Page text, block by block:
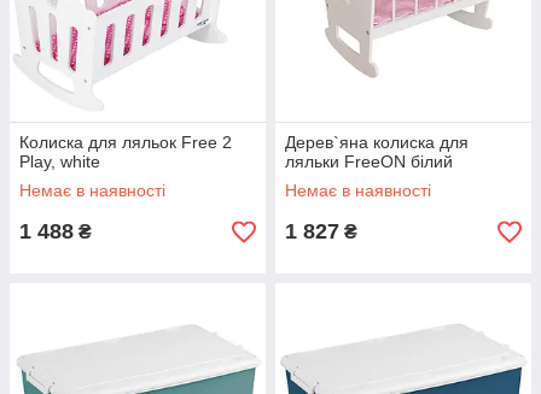
Колиска для ляльок Free 2
Play, white
Немає в наявності
1 488 ₴
Дерев`яна колиска для
ляльки FreeON білий
Немає в наявності
1 827 ₴